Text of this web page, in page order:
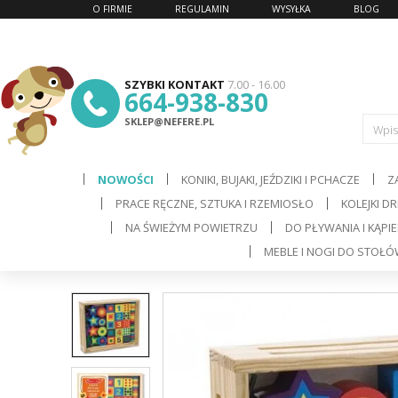
SZYBKI KONTAKT 7.00 - 16.00
664-938-830
SKLEP@NEFERE.PL
O FIRMIE REGULAMIN WYSYŁKA BLOG
NOWOŚCI KONIKI, BUJAKI, JEŹDZIKI I PCHACZE
PRACE RĘCZNE, SZTUKA I RZEMIOSŁO
KOLEJKI
NA ŚWIEŻYM POWIETRZU
DO PŁYWANIA I
MEBLE I NOGI DO